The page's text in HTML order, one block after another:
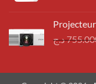
د.ج